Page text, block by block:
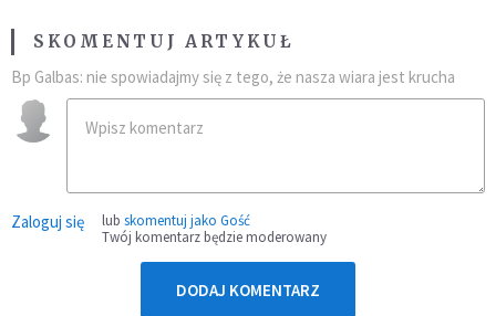
SKOMENTUJ ARTYKUŁ
Bp Galbas: nie spowiadajmy się z tego, że nasza wiara jest krucha
Zaloguj się lub skomentuj jako Gość
Twój komentarz będzie moderowany
DODAJ KOMENTARZ